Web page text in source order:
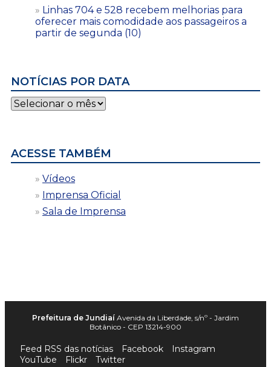
Linhas 704 e 528 recebem melhorias para
oferecer mais comodidade aos passageiros a
partir de segunda (10)
NOTÍCIAS POR DATA
Notícias
por
ACESSE TAMBÉM
Vídeos
Imprensa Oficial
Sala de Imprensa
Prefeitura de Jundiaí Avenida da Liberdade, s/nº - Jardim
Botânico - CEP 13214-900
Feed RSS das notícias Facebook
Instagram
YouTube
Flickr Twitter